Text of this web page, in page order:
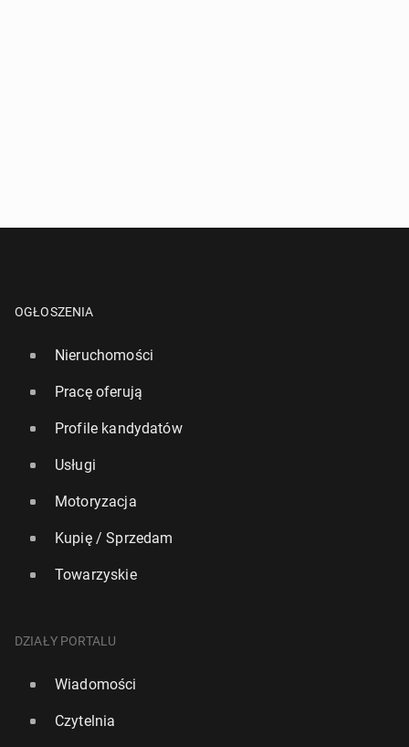
OGŁOSZENIA
Nieruchomości
Pracę oferują
Profile kandydatów
Usługi
Motoryzacja
Kupię / Sprzedam
Towarzyskie
DZIAŁY PORTALU
Wiadomości
Czytelnia